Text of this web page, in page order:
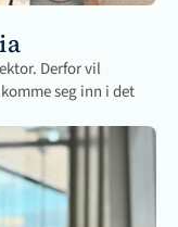
Derfor vil
seg inn i det